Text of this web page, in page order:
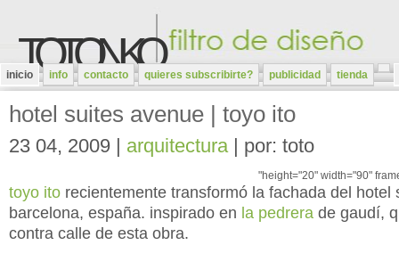
TOTONKO
inicio info contacto quieres subscribirte? publicidad tienda
hotel suites avenue | toyo ito
23 04, 2009 | arquitectura| por: toto
"height="20" width="90"
toyo ito recientemente transformó la fachada del hotel
barcelona, españa. inspirado en la pedrera de gaudí,
contra calle de esta obra.